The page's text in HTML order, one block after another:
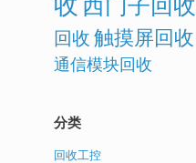
回收触摸屏回收
通信模块回收
分类
回收工控